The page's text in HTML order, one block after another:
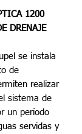
1200
DRENAJE
se instala
de
realizar
sistema de
un período
servidas y